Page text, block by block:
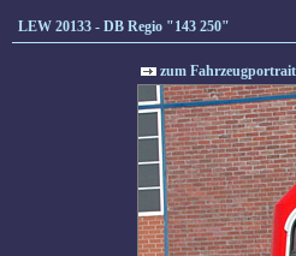
LEW 20133 - DB Regio "143 250"
zum Fahrzeugportrait